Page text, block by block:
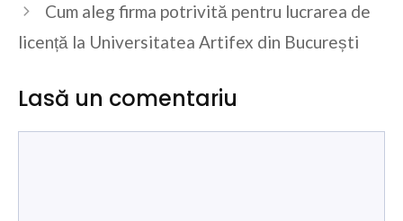
Cum aleg firma potrivită pentru lucrarea de
licență la Universitatea Artifex din București
Lasă un comentariu